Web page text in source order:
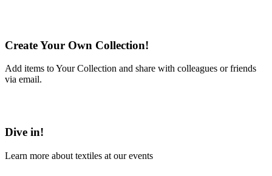
Create Your Own Collection!
Add items to Your Collection and share with colleagues or friends
via email.
Dive in!
Learn more about textiles at our events